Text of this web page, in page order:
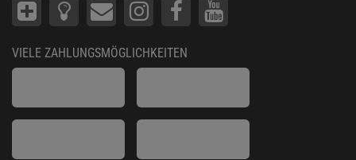
VIELE ZAHLUNGSMÖGLICHKEITEN